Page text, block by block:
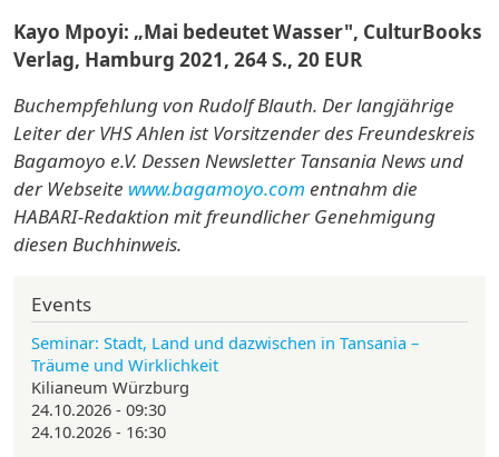
Kayo Mpoyi: „Mai bedeutet Wasser", CulturBooks
Verlag, Hamburg 2021, 264 S., 20 EUR
Buchempfehlung von Rudolf Blauth. Der langjährige
Leiter der VHS Ahlen istVorsitzenderdesFreundeskreis
Bagamoyo e.V. Dessen Newsletter Tansania News und
der Webseite www.bagamoyo.com entnahm die
HABARI-Redaktion mit freundlicher Genehmigung
diesen Buchhinweis.
Events
Seminar: Stadt, Land und dazwischen in Tansania –
Träume und Wirklichkeit
Kilianeum Würzburg
24.10.2026 - 09:30
24.10.2026 - 16:30